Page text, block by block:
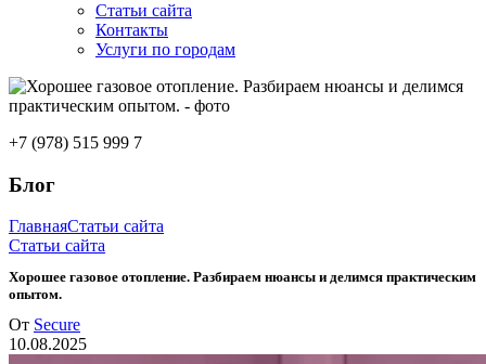
Статьи сайта
Контакты
Услуги по городам
+7 (978) 515 999 7
Блог
ГлавнаяСтатьи сайта
Статьи сайта
Хорошее газовое отопление. Разбираем нюансы и делимся практическим
опытом.
От Secure
10.08.2025